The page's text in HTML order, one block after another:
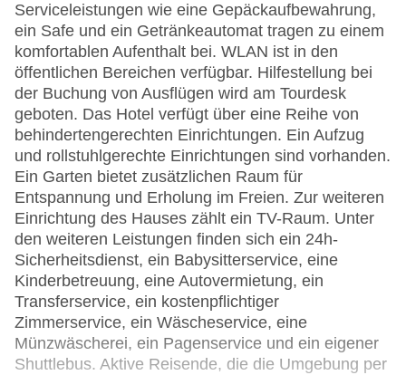
Serviceleistungen wie eine Gepäckaufbewahrung,
ein Safe und ein Getränkeautomat tragen zu einem
komfortablen Aufenthalt bei. WLAN ist in den
öffentlichen Bereichen verfügbar. Hilfestellung bei
der Buchung von Ausflügen wird am Tourdesk
geboten. Das Hotel verfügt über eine Reihe von
behindertengerechten Einrichtungen. Ein Aufzug
und rollstuhlgerechte Einrichtungen sind vorhanden.
Ein Garten bietet zusätzlichen Raum für
Entspannung und Erholung im Freien. Zur weiteren
Einrichtung des Hauses zählt ein TV-Raum. Unter
den weiteren Leistungen finden sich ein 24h-
Sicherheitsdienst, ein Babysitterservice, eine
Kinderbetreuung, eine Autovermietung, ein
Transferservice, ein kostenpflichtiger
Zimmerservice, ein Wäscheservice, eine
Münzwäscherei, ein Pagenservice und ein eigener
Shuttlebus. Aktive Reisende, die die Umgebung per